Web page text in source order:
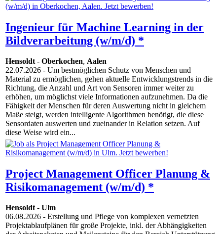
Ingenieur für Machine Learning in der
Bildverarbeitung (w/m/d) *
Hensoldt- Oberkochen, Aalen
22.07.2026 - Um bestmöglichen Schutz von Menschen und
Material zu ermöglichen, gehen aktuelle Entwicklungstrends in die
Richtung, die Anzahl und Art von Sensoren immer weiter zu
erhöhen, um möglichst viele Informationen aufzunehmen. Da die
Fähigkeit der Menschen für deren Auswertung nicht in gleichem
Maße steigt, werden intelligente Algorithmen benötigt, die diese
Sensordaten auswerten und zueinander in Relation setzen. Auf
diese Weise wird ein...
Project Management Officer Planung &
Risikomanagement (w/m/d) *
Hensoldt- Ulm
06.08.2026 - Erstellung und Pflege von komplexen vernetzten
Projektablaufplänen für große Projekte, inkl. der Abhängigkeiten